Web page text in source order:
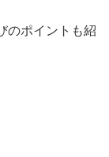
のポイントも紹